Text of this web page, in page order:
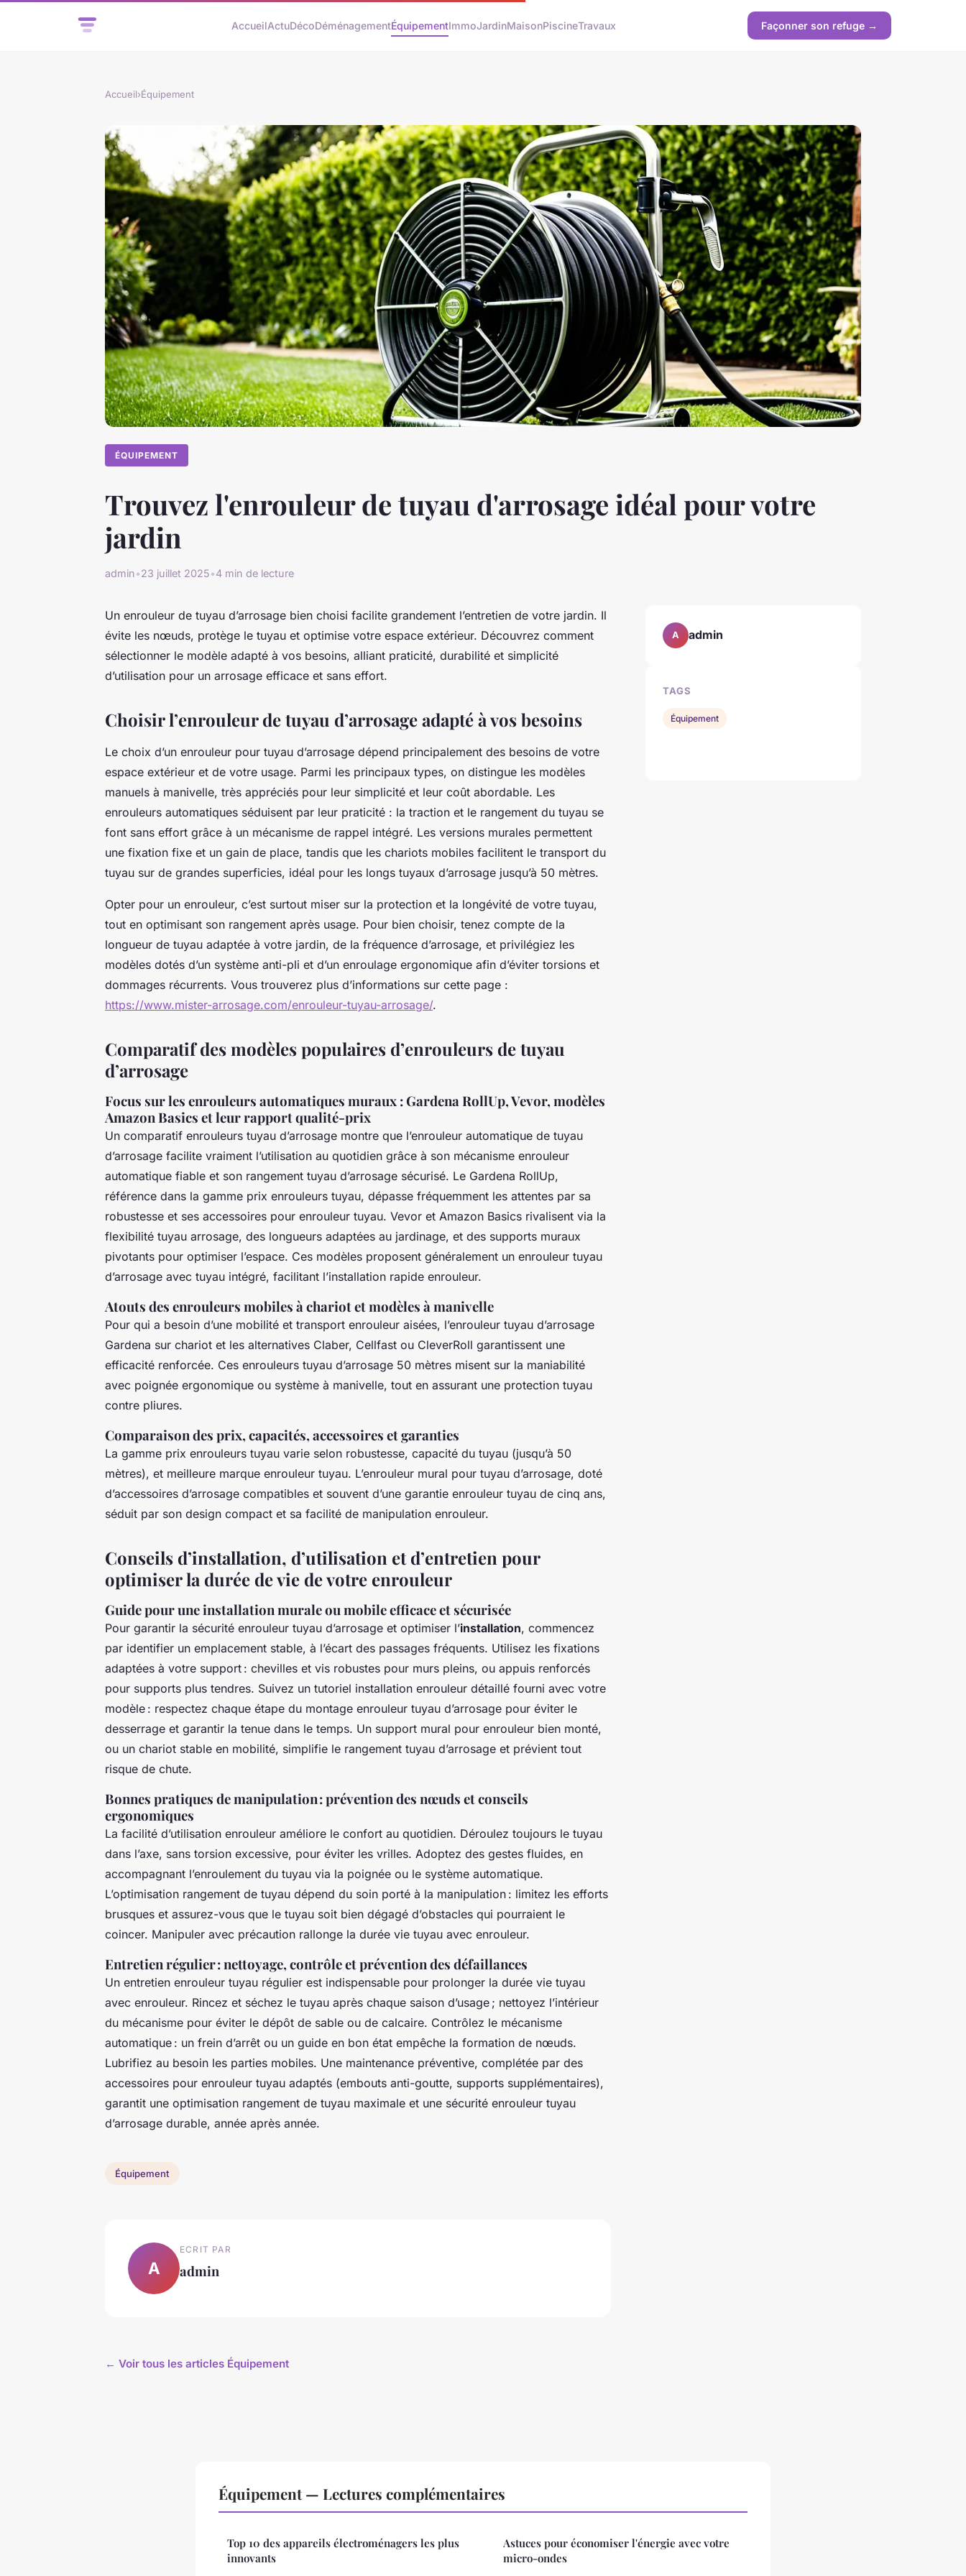
AccueilActuDécoDéménagementÉquipementImmoJardinMaisonPiscineTravaux Façonner son refuge →
Accueil›Équipement
ÉQUIPEMENT
Trouvez l'enrouleur de tuyau d'arrosage idéal pour votre
jardin
admin•23 juillet 2025•4 min de lecture
Un enrouleur de tuyau d’arrosage bien choisi facilite grandement l’entretien de votre jardin. Il
évite les nœuds, protège le tuyau et optimise votre espace extérieur. Découvrez comment
sélectionner le modèle adapté à vos besoins, alliant praticité, durabilité et simplicité
d’utilisation pour un arrosage efficace et sans effort.
Choisir l’enrouleur de tuyau d’arrosage adapté à vos besoins
Le choix d’un enrouleur pour tuyau d’arrosage dépend principalement des besoins de votre
espace extérieur et de votre usage. Parmi les principaux types, on distingue les modèles
manuels à manivelle, très appréciés pour leur simplicité et leur coût abordable. Les
enrouleurs automatiques séduisent par leur praticité : la traction et le rangement du tuyau se
font sans effort grâce à un mécanisme de rappel intégré. Les versions murales permettent
une fixation fixe et un gain de place, tandis que les chariots mobiles facilitent le transport du
tuyau sur de grandes superficies, idéal pour les longs tuyaux d’arrosage jusqu’à 50 mètres.
Opter pour un enrouleur, c’est surtout miser sur la protection et la longévité de votre tuyau,
tout en optimisant son rangement après usage. Pour bien choisir, tenez compte de la
longueur de tuyau adaptée à votre jardin, de la fréquence d’arrosage, et privilégiez les
modèles dotés d’un système anti-pli et d’un enroulage ergonomique afin d’éviter torsions et
dommages récurrents. Vous trouverez plus d’informations sur cette page :
https://www.mister-arrosage.com/enrouleur-tuyau-arrosage/.
Comparatif des modèles populaires d’enrouleurs de tuyau
d’arrosage
Focus sur les enrouleurs automatiques muraux : Gardena RollUp, Vevor, modèles
Amazon Basics et leur rapport qualité-prix
Un comparatif enrouleurs tuyau d’arrosage montre que l’enrouleur automatique de tuyau
d’arrosage facilite vraiment l’utilisation au quotidien grâce à son mécanisme enrouleur
automatique fiable et son rangement tuyau d’arrosage sécurisé. Le Gardena RollUp,
référence dans la gamme prix enrouleurs tuyau, dépasse fréquemment les attentes par sa
robustesse et ses accessoires pour enrouleur tuyau. Vevor et Amazon Basics rivalisent via la
flexibilité tuyau arrosage, des longueurs adaptées au jardinage, et des supports muraux
pivotants pour optimiser l’espace. Ces modèles proposent généralement un enrouleur tuyau
d’arrosage avec tuyau intégré, facilitant l’installation rapide enrouleur.
Atouts des enrouleurs mobiles à chariot et modèles à manivelle
Pour qui a besoin d’une mobilité et transport enrouleur aisées, l’enrouleur tuyau d’arrosage
Gardena sur chariot et les alternatives Claber, Cellfast ou CleverRoll garantissent une
efficacité renforcée. Ces enrouleurs tuyau d’arrosage 50 mètres misent sur la maniabilité
avec poignée ergonomique ou système à manivelle, tout en assurant une protection tuyau
contre pliures.
Comparaison des prix, capacités, accessoires et garanties
La gamme prix enrouleurs tuyau varie selon robustesse, capacité du tuyau (jusqu’à 50
mètres), et meilleure marque enrouleur tuyau. L’enrouleur mural pour tuyau d’arrosage, doté
d’accessoires d’arrosage compatibles et souvent d’une garantie enrouleur tuyau de cinq ans,
séduit par son design compact et sa facilité de manipulation enrouleur.
Conseils d’installation, d’utilisation et d’entretien pour
optimiser la durée de vie de votre enrouleur
Guide pour une installation murale ou mobile efficace et sécurisée
Pour garantir la sécurité enrouleur tuyau d’arrosage et optimiser l’installation, commencez
par identifier un emplacement stable, à l’écart des passages fréquents. Utilisez les fixations
adaptées à votre support : chevilles et vis robustes pour murs pleins, ou appuis renforcés
pour supports plus tendres. Suivez un tutoriel installation enrouleur détaillé fourni avec votre
modèle : respectez chaque étape du montage enrouleur tuyau d’arrosage pour éviter le
desserrage et garantir la tenue dans le temps. Un support mural pour enrouleur bien monté,
ou un chariot stable en mobilité, simplifie le rangement tuyau d’arrosage et prévient tout
risque de chute.
Bonnes pratiques de manipulation : prévention des nœuds et conseils
ergonomiques
La facilité d’utilisation enrouleur améliore le confort au quotidien. Déroulez toujours le tuyau
dans l’axe, sans torsion excessive, pour éviter les vrilles. Adoptez des gestes fluides, en
accompagnant l’enroulement du tuyau via la poignée ou le système automatique.
L’optimisation rangement de tuyau dépend du soin porté à la manipulation : limitez les efforts
brusques et assurez-vous que le tuyau soit bien dégagé d’obstacles qui pourraient le
coincer. Manipuler avec précaution rallonge la durée vie tuyau avec enrouleur.
Entretien régulier : nettoyage, contrôle et prévention des défaillances
Un entretien enrouleur tuyau régulier est indispensable pour prolonger la durée vie tuyau
avec enrouleur. Rincez et séchez le tuyau après chaque saison d’usage ; nettoyez l’intérieur
du mécanisme pour éviter le dépôt de sable ou de calcaire. Contrôlez le mécanisme
automatique : un frein d’arrêt ou un guide en bon état empêche la formation de nœuds.
Lubrifiez au besoin les parties mobiles. Une maintenance préventive, complétée par des
accessoires pour enrouleur tuyau adaptés (embouts anti-goutte, supports supplémentaires),
garantit une optimisation rangement de tuyau maximale et une sécurité enrouleur tuyau
d’arrosage durable, année après année.
Équipement
A
ECRIT PAR
admin
← Voir tous les articles Équipement
A admin
TAGS
Équipement
Équipement — Lectures complémentaires
Top 10 des appareils électroménagers les plus
innovants
Astuces pour économiser l'énergie avec votre
micro-ondes